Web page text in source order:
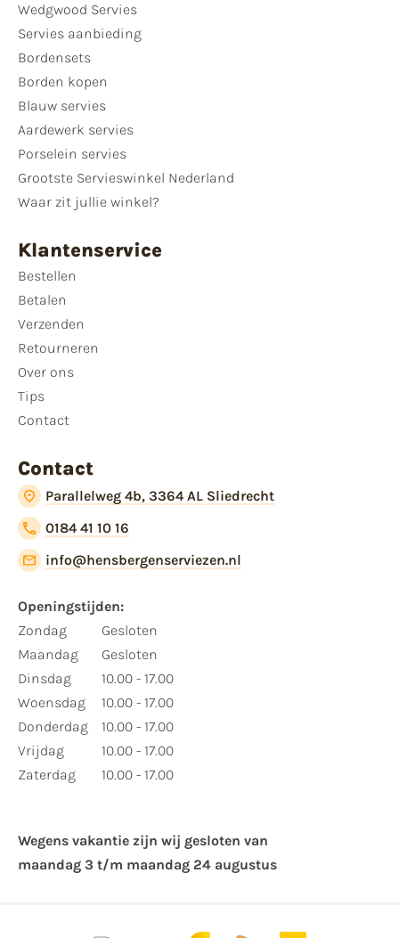
Wedgwood Servies
Servies aanbieding
Bordensets
Borden kopen
Blauw servies
Aardewerk servies
Porselein servies
Grootste Servieswinkel Nederland
Waar zit jullie winkel?
Klantenservice
Bestellen
Betalen
Verzenden
Retourneren
Over ons
Tips
Contact
Contact
Parallelweg 4b, 3364 AL Sliedrecht
0184 41 10 16
info@hensbergenserviezen.nl
Openingstijden:
Zondag
Maandag
Dinsdag
Woensdag
Donderdag
Vrijdag
Zaterdag
Gesloten
Gesloten
10.00 - 17.00
10.00 - 17.00
10.00 - 17.00
10.00 - 17.00
10.00 - 17.00
Wegens vakantie zijn wij gesloten van ​
maandag 3 t/m maandag 24 augustus